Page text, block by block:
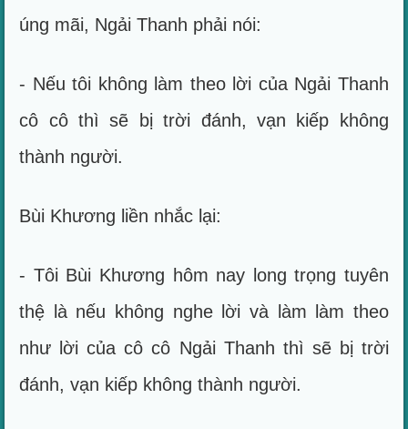
úng mãi, Ngải Thanh phải nói:
- Nếu tôi không làm theo lời của Ngải Thanh
cô cô thì sẽ bị trời đánh, vạn kiếp không
thành người.
Bùi Khương liền nhắc lại:
- Tôi Bùi Khương hôm nay long trọng tuyên
thệ là nếu không nghe lời và làm làm theo
như lời của cô cô Ngải Thanh thì sẽ bị trời
đánh, vạn kiếp không thành người.